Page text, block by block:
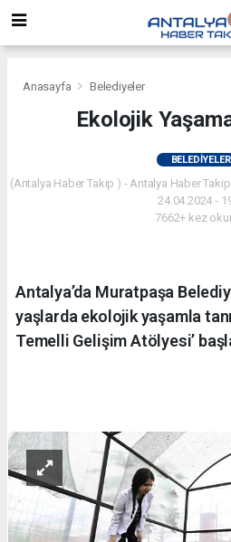
Anasayfa Belediyeler
Ekolojik
BELEDIYELER
(Antalya Haber Takip ) - Antalya Haber
24.04.2024 -
7662+ kez
Antalya’da Muratpaşa
yaşlarda ekolojik yaşamla
Temelli Gelişim Atölyesi’